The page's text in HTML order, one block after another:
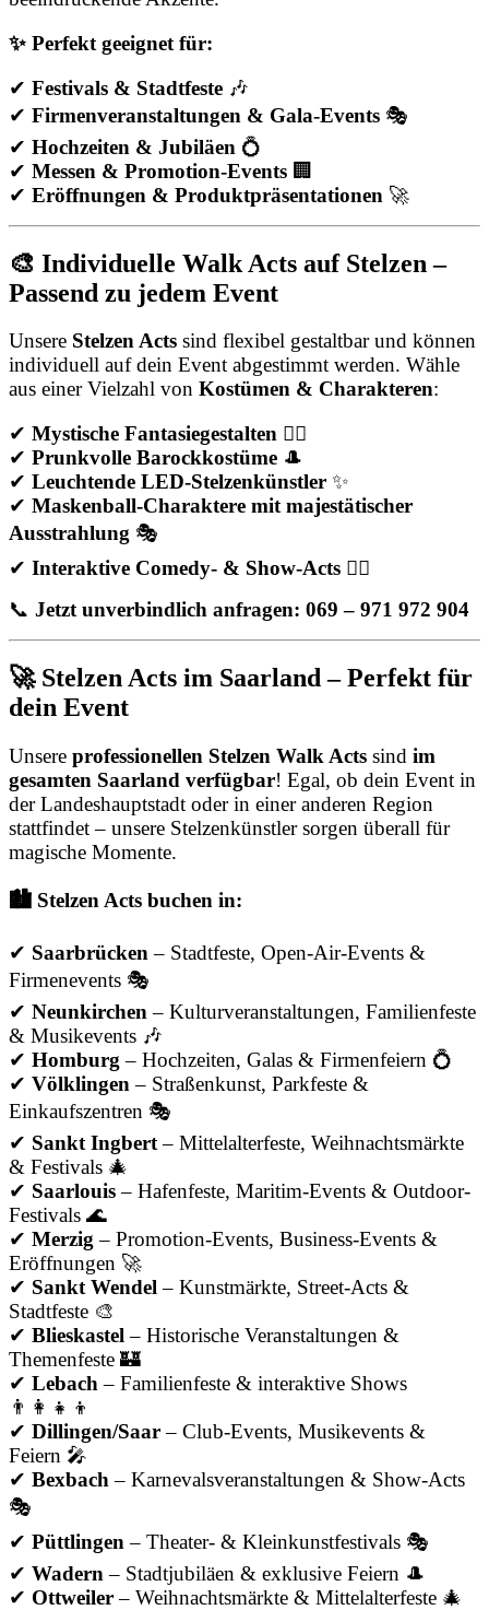
✨ Perfekt geeignet für:
✔ Festivals & Stadtfeste 🎶
✔ Firmenveranstaltungen & Gala-Events 🎭
✔ Hochzeiten & Jubiläen 💍
✔ Messen & Promotion-Events 🏢
✔ Eröffnungen & Produktpräsentationen 🚀
🎨 Individuelle Walk Acts auf Stelzen –
Passend zu jedem Event
Unsere Stelzen Acts sind flexibel gestaltbar und können
individuell auf dein Event abgestimmt werden. Wähle
aus einer Vielzahl von Kostümen & Charakteren:
✔ Mystische Fantasiegestalten 🧚‍♀️
✔ Prunkvolle Barockkostüme 🎩
✔ Leuchtende LED-Stelzenkünstler ✨
✔ Maskenball-Charaktere mit majestätischer
Ausstrahlung 🎭
✔ Interaktive Comedy- & Show-Acts 🤹‍♂️
📞 Jetzt unverbindlich anfragen: 069 – 971 972 904
🚀 Stelzen Acts im Saarland – Perfekt für
dein Event
Unsere professionellen Stelzen Walk Acts sind im
gesamten Saarland verfügbar! Egal, ob dein Event in
der Landeshauptstadt oder in einer anderen Region
stattfindet – unsere Stelzenkünstler sorgen überall für
magische Momente.
🏙️ Stelzen Acts buchen in:
✔ Saarbrücken – Stadtfeste, Open-Air-Events &
Firmenevents 🎭
✔ Neunkirchen – Kulturveranstaltungen, Familienfeste
& Musikevents 🎶
✔ Homburg – Hochzeiten, Galas & Firmenfeiern 💍
✔ Völklingen – Straßenkunst, Parkfeste &
Einkaufszentren 🎭
✔ Sankt Ingbert– Mittelalterfeste, Weihnachtsmärkte
& Festivals 🎄
✔ Saarlouis– Hafenfeste, Maritim-Events & Outdoor-
Festivals 🌊
✔ Merzig – Promotion-Events, Business-Events &
Eröffnungen 🚀
✔ Sankt Wendel – Kunstmärkte, Street-Acts &
Stadtfeste 🎨
✔ Blieskastel – Historische Veranstaltungen &
Themenfeste 🏰
✔ Lebach – Familienfeste & interaktive Shows
👨‍👩‍👧‍👦
✔ Dillingen/Saar– Club-Events, Musikevents &
Feiern 🎤
✔ Bexbach – Karnevalsveranstaltungen & Show-Acts
🎭
✔ Püttlingen – Theater- & Kleinkunstfestivals 🎭
✔ Wadern – Stadtjubiläen & exklusive Feiern 🎩
✔ Ottweiler– Weihnachtsmärkte & Mittelalterfeste 🎄